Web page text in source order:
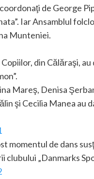
de George
Iar Ansamblul
Munteniei.
din Călăraşi,
Mareş, Denisa
şi Cecilia Manea
momentul de dans
clubului „Danmarks